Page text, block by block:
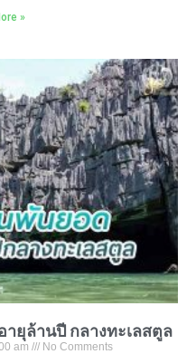
»
ยุล้านปี กลางทะเลสตูล
am No Comments